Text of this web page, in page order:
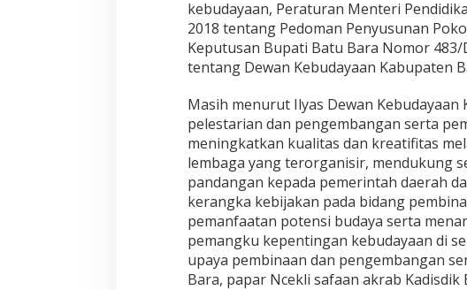
kebudayaan, Peraturan Menteri
2018 tentang Pedoman Penyusunan
Keputusan Bupati Batu Bara Nomor
tentang Dewan Kebudayaan Kabupaten
Masih menurut Ilyas Dewan
pelestarian dan pengembangan serta
meningkatkan kualitas dan kreatifitas
lembaga yang terorganisir, mendukung
pandangan kepada pemerintah daerah
kerangka kebijakan pada bidang
pemanfaatan potensi budaya serta
pemangku kepentingan kebudayaan di
upaya pembinaan dan pengembangan
Bara, papar Ncekli safaan akrab Kadisdik